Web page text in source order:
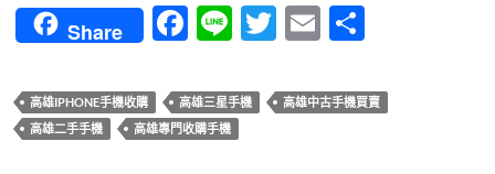
Share
F
e
b
Li
e
T
itt
er
E
ail
高雄IPHONE手機收購 高雄三星手機
高雄中古手機買賣
高雄二手手機
高雄專門收購手機